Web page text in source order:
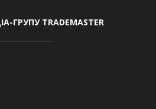
ГРУПУ TRADEMASTER